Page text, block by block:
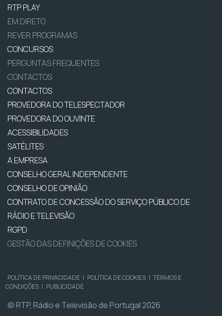
RTP PLAY
EM DIRETO
REVER PROGRAMAS
CONCURSOS
PERGUNTAS FREQUENTES
CONTACTOS
CONTACTOS
PROVEDORA DO TELESPECTADOR
PROVEDORA DO OUVINTE
ACESSIBILIDADES
SATÉLITES
A EMPRESA
CONSELHO GERAL INDEPENDENTE
CONSELHO DE OPINIÃO
CONTRATO DE CONCESSÃO DO SERVIÇO PÚBLICO DE
RÁDIO E TELEVISÃO
RGPD
GESTÃO DAS DEFINIÇÕES DE COOKIES
POLÍTICA DE PRIVACIDADE | POLÍTICA DE COOKIES | TERMOS E
CONDIÇÕES | PUBLICIDADE
© RTP, Rádio e Televisão de Portugal 2026